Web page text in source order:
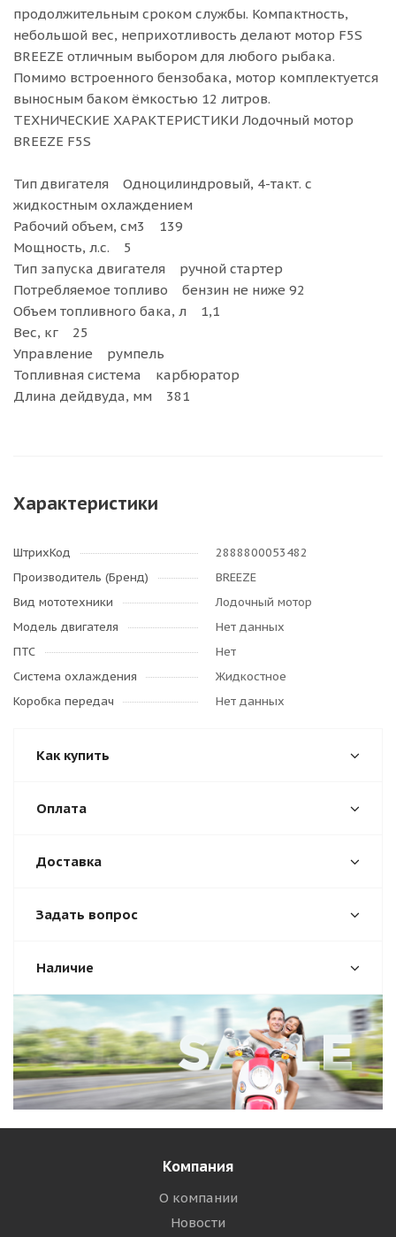
продолжительным сроком службы. Компактность,
небольшой вес, неприхотливость делают мотор F5S
BREEZE отличным выбором для любого рыбака.
Помимо встроенного бензобака, мотор комплектуется
выносным баком ёмкостью 12 литров.
ТЕХНИЧЕСКИЕ ХАРАКТЕРИСТИКИ Лодочный мотор
BREEZE F5S
Тип двигателя Одноцилиндровый, 4-такт. с
жидкостным охлаждением
Рабочий объем, см3 139
Мощность, л.с. 5
Тип запуска двигателя ручной стартер
Потребляемое топливо бензин не ниже 92
Объем топливного бака, л 1,1
Вес, кг 25
Управление румпель
Топливная система карбюратор
Длина дейдвуда, мм 381
Характеристики
ШтрихКод
2888800053482
Производитель (Бренд)
BREEZE
Вид мототехники
Лодочный мотор
Модель двигателя
Нет данных
ПТС
Нет
Система охлаждения
Жидкостное
Коробка передач
Нет данных
Как купить
Оплата
Доставка
Задать вопрос
Наличие
Компания
О компании
Новости